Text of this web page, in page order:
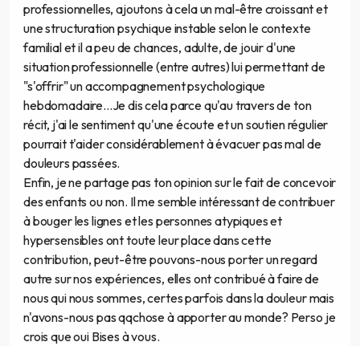
professionnelles, ajoutons à cela un mal-être croissant et
une structuration psychique instable selon le contexte
familial et il a peu de chances, adulte, de jouir d'une
situation professionnelle (entre autres) lui permettant de
"s'offrir" un accompagnement psychologique
hebdomadaire...Je dis cela parce qu'au travers de ton
récit, j'ai le sentiment qu'une écoute et un soutien régulier
pourrait t'aider considérablement à évacuer pas mal de
douleurs passées.
Enfin, je ne partage pas ton opinion sur le fait de concevoir
des enfants ou non. Il me semble intéressant de contribuer
à bouger les lignes et les personnes atypiques et
hypersensibles ont toute leur place dans cette
contribution, peut-être pouvons-nous porter un regard
autre sur nos expériences, elles ont contribué à faire de
nous qui nous sommes, certes parfois dans la douleur mais
n'avons-nous pas qqchose à apporter au monde? Perso je
crois que oui Bises à vous.